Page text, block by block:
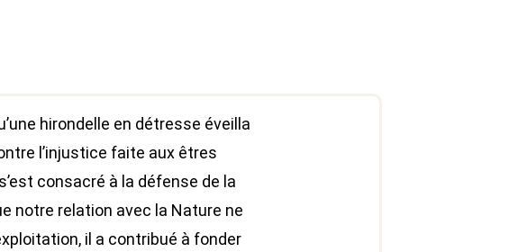
hirondelle en détresse éveilla
l’injustice faite aux êtres
consacré à la défense de la
notre relation avec la Nature ne
il a contribué à fonder